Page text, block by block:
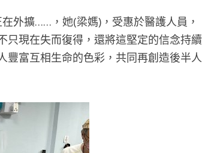
外擴……，她(梁媽)，受惠於醫護人員，
只現在失而復得，還將這堅定的信念持續
豐富互相生命的色彩，共同再創造後半人